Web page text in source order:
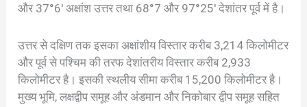
और 37°6′ अक्षांश उत्तर तथा 68°7 और 97°25′ देशांतर पूर्व में है।
उत्तर से दक्षिण तक इसका अक्षांशीय विस्तार करीब 3,214 किलोमीटर
और पूर्व से पश्चिम की तरफ देशांतरीय विस्तार करीब 2,933
किलोमीटर है। इसकी स्थलीय सीमा करीब 15,200 किलोमीटर है।
मुख्य भूमि, लक्षद्वीप समूह और अंडमान और निकोबार द्वीप समूह सहित